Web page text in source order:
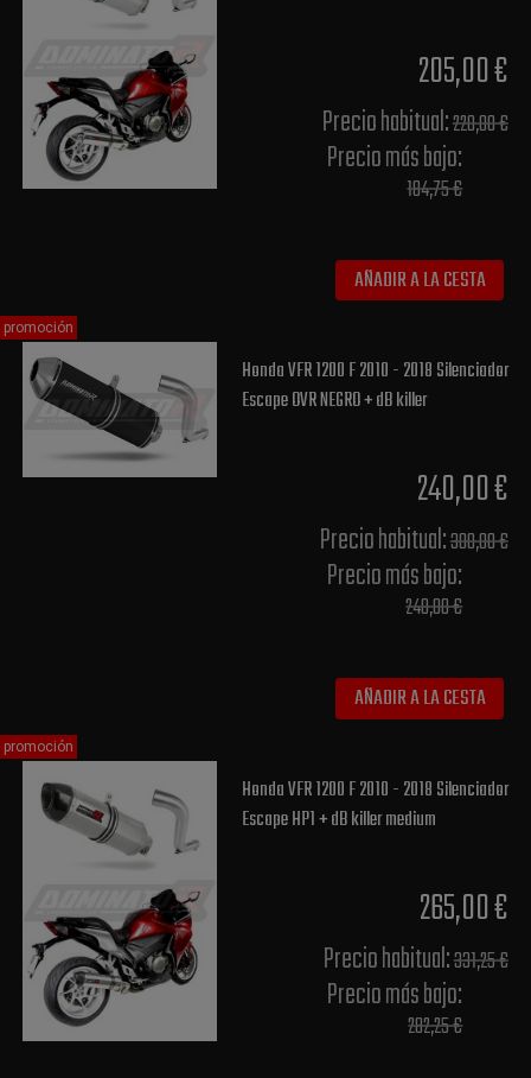
205,00 €
Precio habitual​:220,00 €
Precio más bajo​:
184,75 €
AÑADIR A LA CESTA
Honda VFR 1200 F 2010 - 2018 Silenciador
Escape OVR NEGRO + dB killer
240,00 €
Precio habitual​:300,00 €
Precio más bajo​:
240,00 €
AÑADIR A LA CESTA
promoción
Honda VFR 1200 F 2010 - 2018 Silenciador
Escape HP1 + dB killer medium
265,00 €
Precio habitual​:331,25 €
Precio más bajo​:
282,25 €
promoción